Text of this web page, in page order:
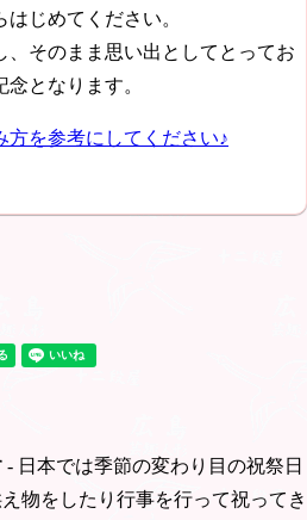
じめてください。
、そのまま思い出としてとってお
となります。
方を参考にしてください♪
- 日本では季節の変わり目の祝祭日
物をしたり行事を行って祝ってき